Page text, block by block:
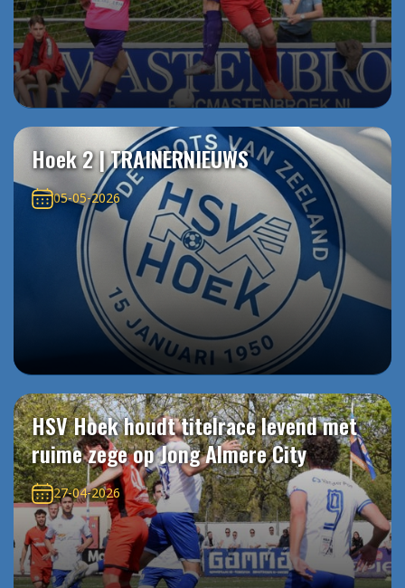
Hoek 2 | TRAINERNIEUWS
05-05-2026
HSV Hoek houdt titelrace levend met
ruime zege op Jong Almere City
27-04-2026